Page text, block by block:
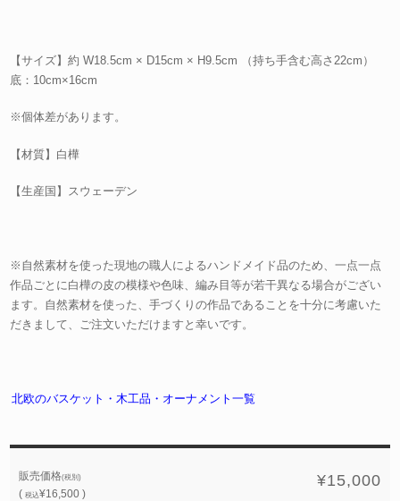
【サイズ】約 W18.5cm × D15cm × H9.5cm （持ち手含む高さ22cm）
底：10cm×16cm
※個体差があります。
【材質】白樺
【生産国】スウェーデン
※自然素材を使った現地の職人によるハンドメイド品のため、一点一点
作品ごとに白樺の皮の模様や色味、編み目等が若干異なる場合がござい
ます。自然素材を使った、手づくりの作品であることを十分に考慮いた
だきまして、ご注文いただけますと幸いです。
北欧のバスケット・木工品・オーナメント一覧
販売価格(税別)
(税込¥16,500 )
¥15,000